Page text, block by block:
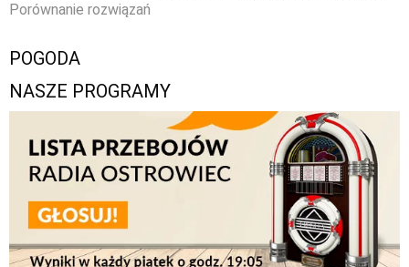
Porównanie rozwiązań
POGODA
NASZE PROGRAMY